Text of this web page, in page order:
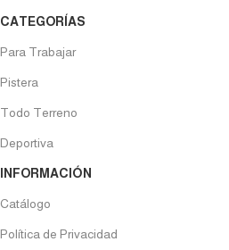
CATEGORÍAS
Para Trabajar
Pistera
Todo Terreno
Deportiva
INFORMACIÓN
Catálogo
Política de Privacidad